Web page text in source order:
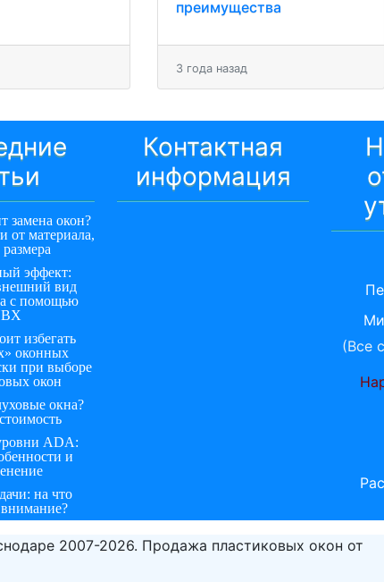
преимущества
3 года назад
замена окон?
от материала,
эффект:
вид
с помощью
избегать
оконных
при выборе
окон
окна?
ADA:
и
на что
Контактная
информация
(Все
2007-2026. Продажа пластиковых окон от